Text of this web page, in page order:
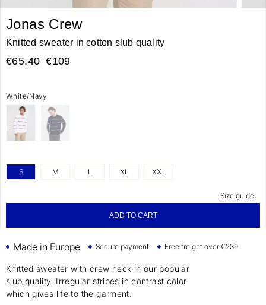
Jonas Crew
Knitted sweater in cotton slub quality
€65.40 €109
White/Navy
S M L XL XXL
Size guide
ADD TO CART
Made in Europe Secure payment Free freight over €239
Knitted sweater with crew neck in our popular
slub quality. Irregular stripes in contrast color
which gives life to the garment.